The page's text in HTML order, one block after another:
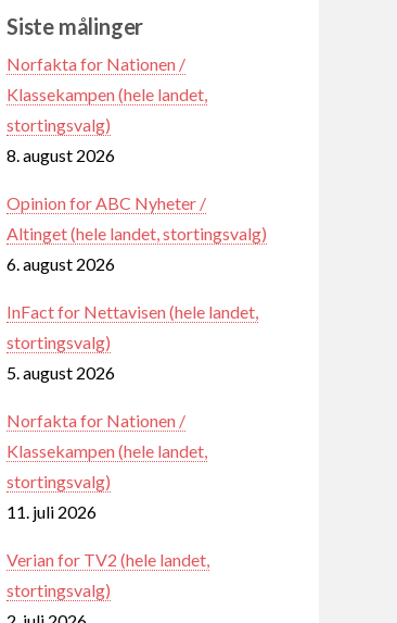
Siste målinger
Norfakta for Nationen /
Klassekampen (hele landet,
stortingsvalg)
8. august 2026
Opinion for ABC Nyheter /
Altinget (hele landet, stortingsvalg)
6. august 2026
InFact for Nettavisen (hele landet,
stortingsvalg)
5. august 2026
Norfakta for Nationen /
Klassekampen (hele landet,
stortingsvalg)
11. juli 2026
Verian for TV2 (hele landet,
stortingsvalg)